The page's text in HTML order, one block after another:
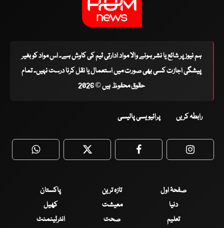
ہم نیوز پر شائع یا نشر ہونے والا مواد ادارتی ٹیم کی کاوش ہے۔ اس مواد کو بغیر
پیشگی اجازت کسی بھی صورت میں استعمال یا نقل کرنا درست نہیں۔ تمام
حقوق محفوظ ہیں © 2026
رابطہ کریں پرائیویسی پالیسی
WhatsApp Twitter Facebook
صفحۂ اول تازہ ترین
پاکستان
دنیا
معیشت
کھیل
تعلیم
صحت انٹرٹینمنٹ